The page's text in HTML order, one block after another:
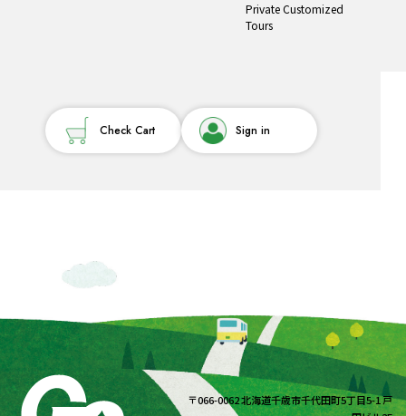
Private Customized
Tours
Check Cart Sign in
〒066-0062 北海道千歳市千代田町5丁目5-1 戸